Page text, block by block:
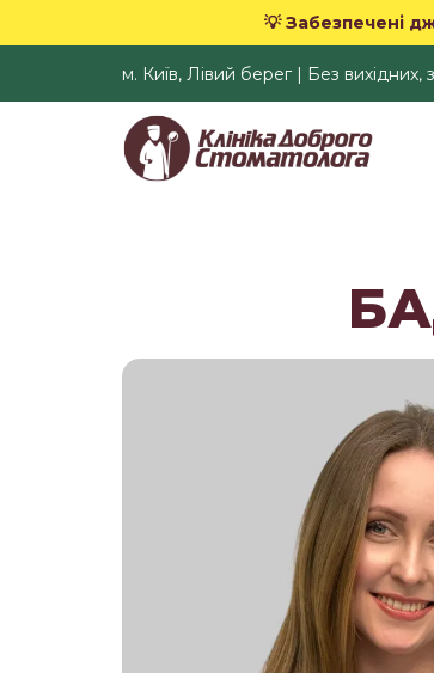
💡 Забезпечені
м. Київ, Лівий берег | Без